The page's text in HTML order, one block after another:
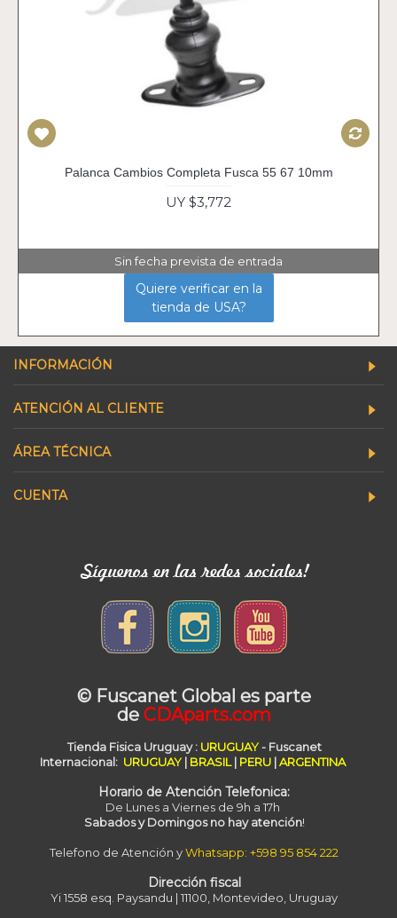
Palanca Cambios Completa Fusca 55 67 10mm
UY $3,772
Sin fecha prevista de entrada
Quiere verificar en la
tienda de USA?
INFORMACIÓN
ATENCIÓN AL CLIENTE
ÁREA TÉCNICA
CUENTA
© Fuscanet Global es parte
de CDAparts.com
Tienda Fisica Uruguay: URUGUAY- Fuscanet
Internacional: URUGUAY | BRASIL| PERU |ARGENTINA
Horario de Atención Telefonica:
De Lunes a Viernes de 9h a 17h
Sabados y Domingos no hay atención!
Telefono de Atención yWhatsapp: +598 95 854 222
Dirección fiscal
Yi 1558 esq. Paysandu | 11100, Montevideo, Uruguay